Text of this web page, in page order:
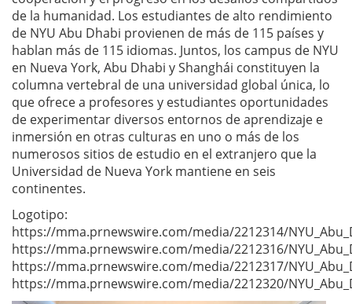
de la humanidad. Los estudiantes de alto rendimiento
de NYU Abu Dhabi provienen de más de 115 países y
hablan más de 115 idiomas. Juntos, los campus de NYU
en Nueva York, Abu Dhabi y Shanghái constituyen la
columna vertebral de una universidad global única, lo
que ofrece a profesores y estudiantes oportunidades
de experimentar diversos entornos de aprendizaje e
inmersión en otras culturas en uno o más de los
numerosos sitios de estudio en el extranjero que la
Universidad de Nueva York mantiene en seis
continentes.
Logotipo:
https://mma.prnewswire.com/media/2212314/
https://mma.prnewswire.com/media/2212316/
https://mma.prnewswire.com/media/2212317/
https://mma.prnewswire.com/media/2212320/